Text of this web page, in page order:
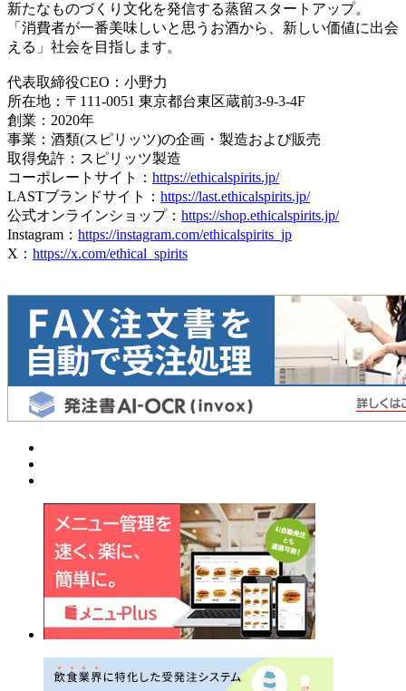
新たなものづくり文化を発信する蒸留スタートアップ。
「消費者が一番美味しいと思うお酒から、新しい価値に出会
える」社会を目指します。
代表取締役CEO：小野力
所在地：〒111-0051 東京都台東区蔵前3-9-3-4F
創業：2020年
事業：酒類(スピリッツ)の企画・製造および販売
取得免許：スピリッツ製造
コーポレートサイト： https://ethicalspirits.jp/
LASTブランドサイト： https://last.ethicalspirits.jp/
公式オンラインショップ： https://shop.ethicalspirits.jp/
Instagram： https://instagram.com/ethicalspirits_jp
X： https://x.com/ethical_spirits